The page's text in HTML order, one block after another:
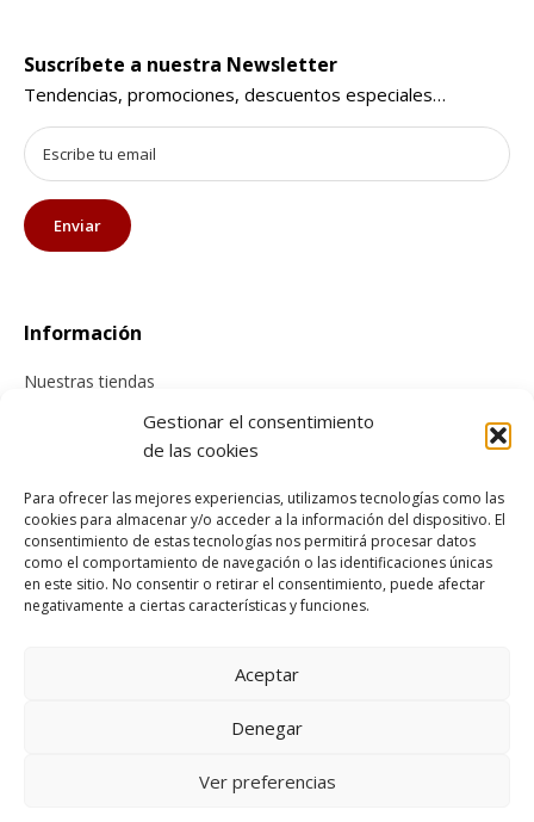
Gestionar el consentimiento
de las cookies
Para ofrecer las mejores experiencias, utilizamos tecnologías como las
cookies para almacenar y/o acceder a la información del dispositivo. El
consentimiento de estas tecnologías nos permitirá procesar datos
como el comportamiento de navegación o las identificaciones únicas
en este sitio. No consentir o retirar el consentimiento, puede afectar
negativamente a ciertas características y funciones.
Aceptar
Denegar
Ver preferencias
Suscríbete a nuestra Newsletter
Tendencias, promociones, descuentos especiales…
Información
Nuestras tiendas
Tienda online
Información sobre envíos
Cancelación y devolución
Pago seguro
Condiciones generales de compra